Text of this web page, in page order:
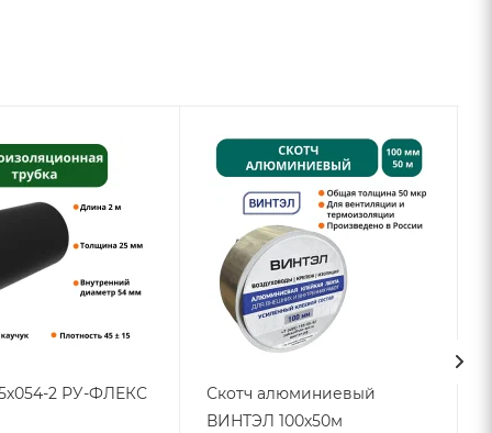
2 РУ-ФЛЕКС
Скотч алюминиевый
ВИНТЭЛ 100х50м